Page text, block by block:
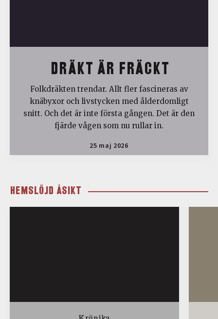
DRÄKT ÄR FRÄCKT
Folkdräkten trendar. Allt fler fascineras av
knäbyxor och livstycken med ålderdomligt
snitt. Och det är inte första gången. Det är den
fjärde vågen som nu rullar in.
25 maj 2026
HEMSLÖJD ÅSIKT